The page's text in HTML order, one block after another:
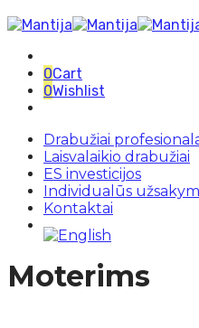
0Cart
0Wishlist
Drabužiai
Laisvalaikio drabužiai
ES investicijos
Individualūs
Kontaktai
Moterims